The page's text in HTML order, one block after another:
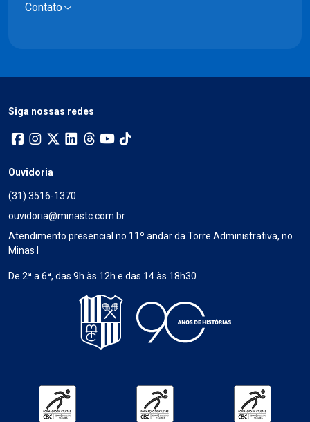
Contato
Siga nossas redes
Ouvidoria
(31) 3516-1370
ouvidoria@minastc.com.br
Atendimento presencial no 11º andar da Torre Administrativa, no
Minas I
De 2ª a 6ª, das 9h às 12h e das 14 às 18h30